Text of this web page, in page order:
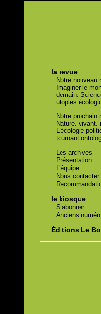
la revue
Notre nouveau
Imaginer le
demain.
utopies
Notre prochain
Nature, vivant,
L’écologie
tournant
Les archives
Présentation
L’équipe
Nous contacter
le kiosque
S’abonner
Anciens
Éditions Le